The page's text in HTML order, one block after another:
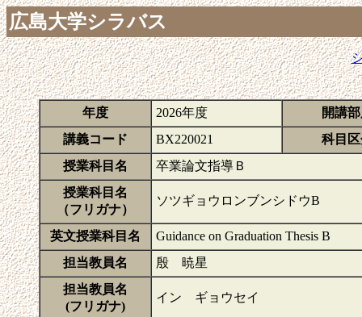
広島大学シラバス
年度 2026年度
開講
講義コード
BX220021
科目
授業科目名
卒業論文指導Ｂ
授業科目名
（フリガナ）
ソツギョウロンブンシドウB
英文授業科目名
Guidance on Graduation Thesis B
担当教員名
殷 暁星
担当教員名
(フリガナ)
イン ギョウセイ